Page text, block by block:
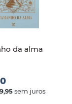
da alma
sem juros